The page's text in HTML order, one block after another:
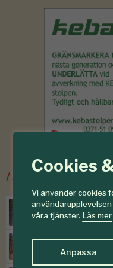
Cookies
Vi använder cookies
våra tjänster. Läs mer
Anpassa
/Senaste ur
Torr
Efter